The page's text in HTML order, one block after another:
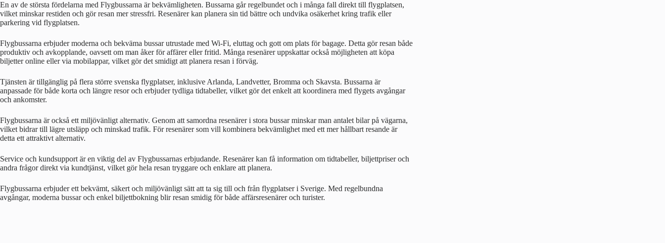
En av de största fördelarna med Flygbussarna är bekvämligheten. Bussarna går regelbundet och i många fall direkt till flygplatsen,
vilket minskar restiden och gör resan mer stressfri. Resenärer kan planera sin tid bättre och undvika osäkerhet kring trafik eller
parkering vid flygplatsen.
Flygbussarna erbjuder moderna och bekväma bussar utrustade med Wi-Fi, eluttag och gott om plats för bagage. Detta gör resan både
produktiv och avkopplande, oavsett om man åker för affärer eller fritid. Många resenärer uppskattar också möjligheten att köpa
biljetter online eller via mobilappar, vilket gör det smidigt att planera resan i förväg.
Tjänsten är tillgänglig på flera större svenska flygplatser, inklusive Arlanda, Landvetter, Bromma och Skavsta. Bussarna är
anpassade för både korta och längre resor och erbjuder tydliga tidtabeller, vilket gör det enkelt att koordinera med flygets avgångar
och ankomster.
Flygbussarna är också ett miljövänligt alternativ. Genom att samordna resenärer i stora bussar minskar man antalet bilar på vägarna,
vilket bidrar till lägre utsläpp och minskad trafik. För resenärer som vill kombinera bekvämlighet med ett mer hållbart resande är
detta ett attraktivt alternativ.
Service och kundsupport är en viktig del av Flygbussarnas erbjudande. Resenärer kan få information om tidtabeller, biljettpriser och
andra frågor direkt via kundtjänst, vilket gör hela resan tryggare och enklare att planera.
Flygbussarna erbjuder ett bekvämt, säkert och miljövänligt sätt att ta sig till och från flygplatser i Sverige. Med regelbundna
avgångar, moderna bussar och enkel biljettbokning blir resan smidig för både affärsresenärer och turister.